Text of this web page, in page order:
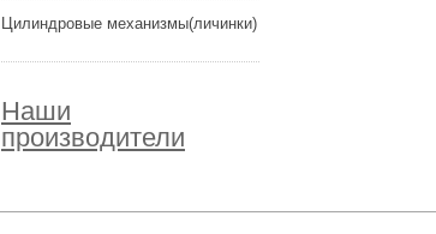
Цилиндровые механизмы(личинки)
Наши
производители